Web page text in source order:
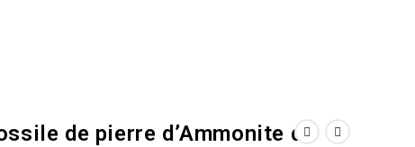
de pierre d’Ammonite de